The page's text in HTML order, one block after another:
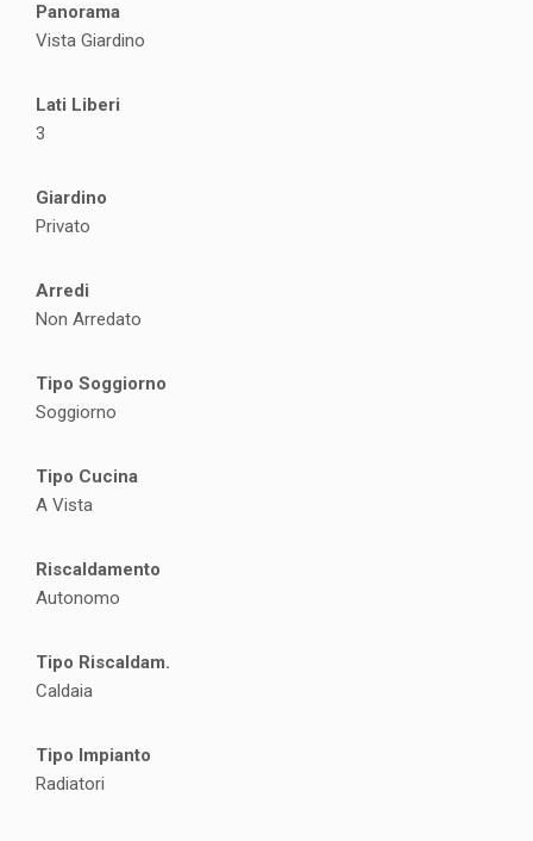
Panorama
Vista Giardino
Lati Liberi
3
Giardino
Privato
Arredi
Non Arredato
Tipo Soggiorno
Soggiorno
Tipo Cucina
A Vista
Riscaldamento
Autonomo
Tipo Riscaldam.
Caldaia
Tipo Impianto
Radiatori